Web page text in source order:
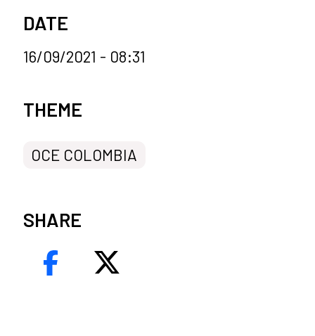
DATE
16/09/2021 - 08:31
News categories
THEME
OCE COLOMBIA
SHARE